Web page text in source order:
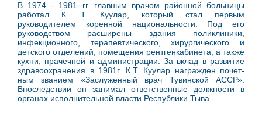
В 1974 - 1981 гг. главным врачом район­ной больницы
работал К. Т. Куулар, который стал первым
руководителем коренной националь­ности. Под его
руководством расширены здания поликлиники,
инфекционного, терапевтиче­ского, хирургического и
детского отделений, помещения рентгенкабинета, а также
кухни, прачечной и администрации. За вклад в развитие
здравоохранения в 1981г. К.Т. Куулар награжден почет­
ным званием «Заслуженный врач Тувинской АССР».
Впоследствии он занимал ответственные должности в
органах исполнительной власти Респу­блики Тыва.